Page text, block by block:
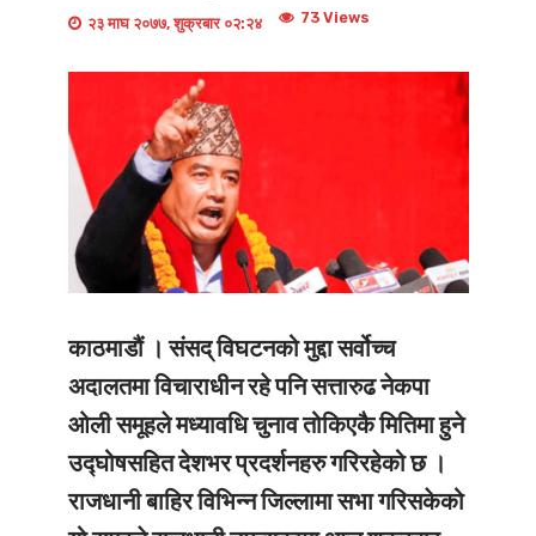
२३ माघ २०७७, शुक्रबार ०२:२४ 73 Views
काठमाडौं । संसद् विघटनको मुद्दा सर्वोच्च
अदालतमा विचाराधीन रहे पनि सत्तारुढ नेकपा
ओली समूहले मध्यावधि चुनाव तोकिएकै मितिमा हुने
उद्घोषसहित देशभर प्रदर्शनहरु गरिरहेको छ ।
राजधानी बाहिर विभिन्न जिल्लामा सभा गरिसकेको